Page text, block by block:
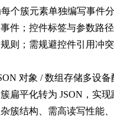
个簇元素单独编写事件
件；控件标签与参数路
则；需规避控件引用冲
对象 / 数组存储多设
扁平化转为 JSON，实
簇结构、需高读写性能